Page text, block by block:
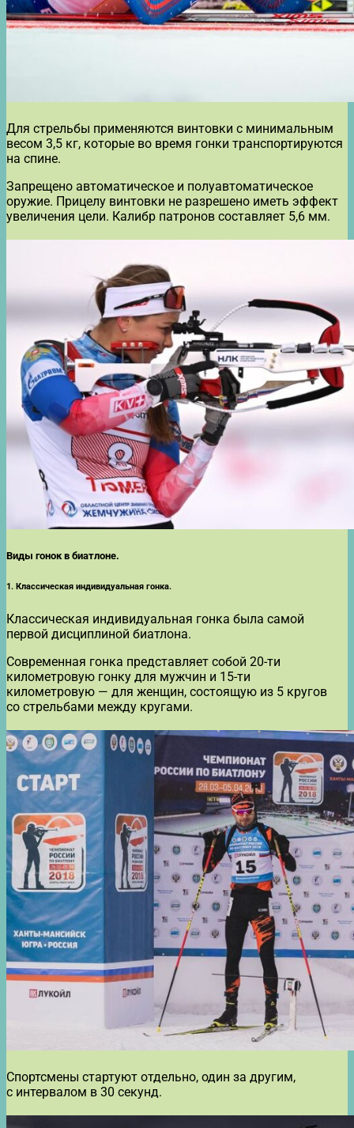
Для стрельбы применяются винтовки с минимальным
весом 3,5 кг, которые во время гонки транспортируются
на спине.
Запрещено автоматическое и полуавтоматическое
оружие. Прицелу винтовки не разрешено иметь эффект
увеличения цели. Калибр патронов составляет 5,6 мм.
Виды гонок в биатлоне.
1. Классическая индивидуальная гонка.
Классическая индивидуальная гонка была самой
первой дисциплиной биатлона.
Современная гонка представляет собой 20-ти
километровую гонку для мужчин и 15-ти
километровую — для женщин, состоящую из 5 кругов
со стрельбами между кругами.
Спортсмены стартуют отдельно, один за другим,
с интервалом в 30 секунд.